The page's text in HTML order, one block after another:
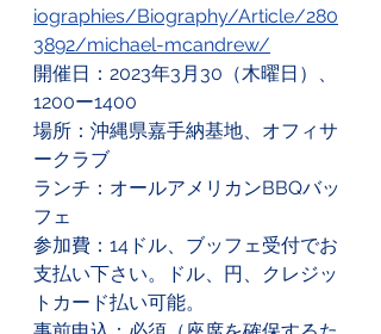
iographies/Biography/Article/280
3892/michael-mcandrew/
開催日：2023年3月30（木曜日）、
1200ー1400
場所：沖縄県嘉手納基地、オフィサ
ークラブ
ランチ：オールアメリカンBBQバッ
フェ
参加費：14ドル、ブッフェ受付でお
支払い下さい。ドル、円、クレジッ
トカード払い可能。